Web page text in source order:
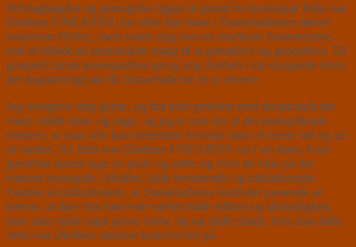
Selviagttagelse og gentagelse ligger til grund for koreograf Jefta van
Dinthers UNEARTH, der efter fire timer i Dansehallernes største
scenerum Hallen, mere ramte mig som en meditativ fornemmelse,
end et billede på menneskets trang til at genoplive og genopleve. Til
gengæld ramte koreografens sprog mig dobbelt i sin syngende form,
der bogstaveligt talt fik Dansehallerne til at vibrere.
Jeg overgiver mig gerne, og har intet problem med durationals der
varer i både timer og dage, og jeg er stor fan af det medspillende
element, at man selv kan bestemme hvornår man vil træde ind og ud
af værket. Så Jefta van Dinthers UNEARTH var i sin form, hvor
gæsterne kunne tage en pude og sætte sig hvor de ville på det
enorme scenegulv i Hallen, både inviterende og inkluderende.
Faktisk så inkluderende, at Dansehallerne fandt det passende at
nævne, at ikke blot krævede værket både stilhed og tålmodighed,
men man måtte også gerne rykke sig og skifte plads, hvis man følte
Jefta van Dinthers dansere kom for tæt på.